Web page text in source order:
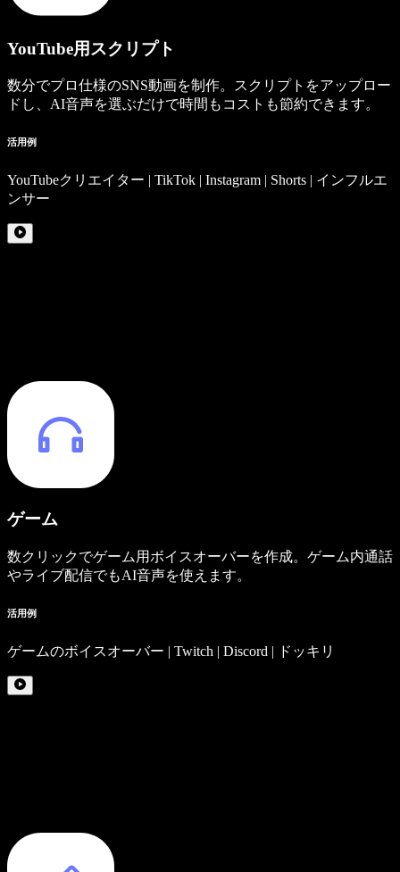
YouTube用スクリプト
数分でプロ仕様のSNS動画を制作。スクリプトをアップロー
ドし、AI音声を選ぶだけで時間もコストも節約できます。
活用例
YouTubeクリエイター | TikTok | Instagram | Shorts | インフルエ
ンサー
ゲーム
数クリックでゲーム用ボイスオーバーを作成。ゲーム内通話
やライブ配信でもAI音声を使えます。
活用例
ゲームのボイスオーバー | Twitch | Discord | ドッキリ